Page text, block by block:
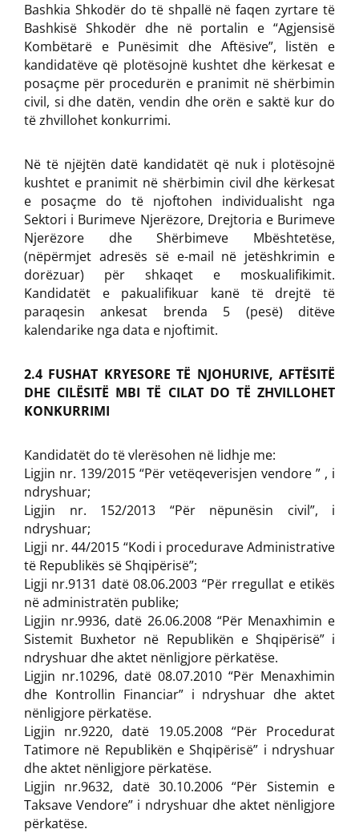
Bashkia Shkodër do të shpallë në faqen zyrtare të
Bashkisë Shkodër dhe në portalin e “Agjensisë
Kombëtarë e Punësimit dhe Aftësive”, listën e
kandidatëve që plotësojnë kushtet dhe kërkesat e
posaçme për procedurën e pranimit në shërbimin
civil, si dhe datën, vendin dhe orën e saktë kur do
të zhvillohet konkurrimi.
Në të njëjtën datë kandidatët që nuk i plotësojnë
kushtet e pranimit në shërbimin civil dhe kërkesat
e posaçme do të njoftohen individualisht nga
Sektori i Burimeve Njerëzore, Drejtoria e Burimeve
Njerëzore dhe Shërbimeve Mbështetëse,
(nëpërmjet adresës së e-mail në jetëshkrimin e
dorëzuar) për shkaqet e moskualifikimit.
Kandidatët e pakualifikuar kanë të drejtë të
paraqesin ankesat brenda 5 (pesë) ditëve
kalendarike nga data e njoftimit.
2.4 FUSHAT KRYESORE TË NJOHURIVE, AFTËSITË
DHE CILËSITË MBI TË CILAT DO TË ZHVILLOHET
KONKURRIMI
Kandidatët do të vlerësohen në lidhje me:
Ligjin nr. 139/2015 “Për vetëqeverisjen vendore ” , i
ndryshuar;
Ligjin nr. 152/2013 “Për nëpunësin civil”, i
ndryshuar;
Ligji nr. 44/2015 “Kodi i procedurave Administrative
të Republikës së Shqipërisë”;
Ligji nr.9131 datë 08.06.2003 “Për rregullat e etikës
në administratën publike;
Ligjin nr.9936, datë 26.06.2008 “Për Menaxhimin e
Sistemit Buxhetor në Republikën e Shqipërisë” i
ndryshuar dhe aktet nënligjore përkatëse.
Ligjin nr.10296, datë 08.07.2010 “Për Menaxhimin
dhe Kontrollin Financiar” i ndryshuar dhe aktet
nënligjore përkatëse.
Ligjin nr.9220, datë 19.05.2008 “Për Procedurat
Tatimore në Republikën e Shqipërisë” i ndryshuar
dhe aktet nënligjore përkatëse.
Ligjin nr.9632, datë 30.10.2006 “Për Sistemin e
Taksave Vendore” i ndryshuar dhe aktet nënligjore
përkatëse.